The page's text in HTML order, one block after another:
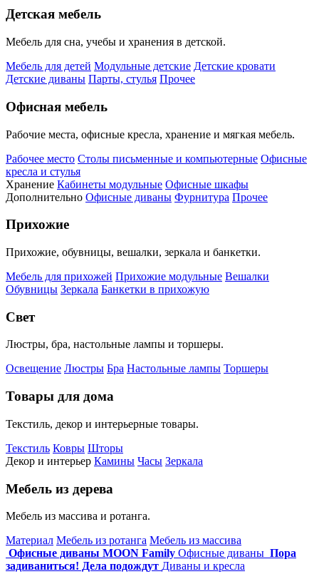
Детская мебель
Мебель для сна, учебы и хранения в детской.
Мебель для детей Модульные детские Детские кровати
Детские диваны Парты, стулья Прочее
Офисная мебель
Рабочие места, офисные кресла, хранение и мягкая мебель.
Рабочее место Столы письменные и компьютерные Офисные
кресла и стулья
Хранение Кабинеты модульные Офисные шкафы
Дополнительно Офисные диваны Фурнитура Прочее
Прихожие
Прихожие, обувницы, вешалки, зеркала и банкетки.
Мебель для прихожей Прихожие модульные Вешалки
Обувницы Зеркала Банкетки в прихожую
Свет
Люстры, бра, настольные лампы и торшеры.
Освещение Люстры Бра Настольные лампы Торшеры
Товары для дома
Текстиль, декор и интерьерные товары.
Текстиль Ковры Шторы
Декор и интерьер Камины Часы Зеркала
Мебель из дерева
Мебель из массива и ротанга.
Материал Мебель из ротанга Мебель из массива
Офисные диваны MOON Family Офисные диваны Пора
задиваниться! Дела подождут Диваны и кресла